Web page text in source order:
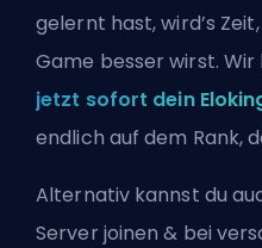
gelernt hast, wird’s
Game besser wirst.
jetzt sofort dein
endlich auf dem Rank,
Alternativ kannst du
Server joinen & bei